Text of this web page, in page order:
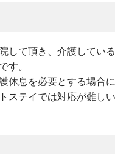
して頂き、介護して
す。
息を必要とする場合に
テイでは対応が難し